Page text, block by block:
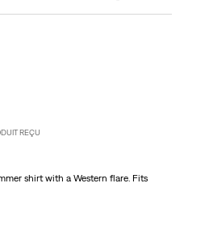
REÇU
shirt with a Western flare. Fits